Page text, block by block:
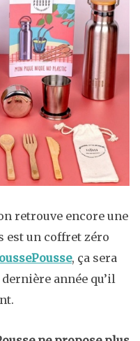
retrouve encore une
est un coffret zéro
, ça sera
année qu’il